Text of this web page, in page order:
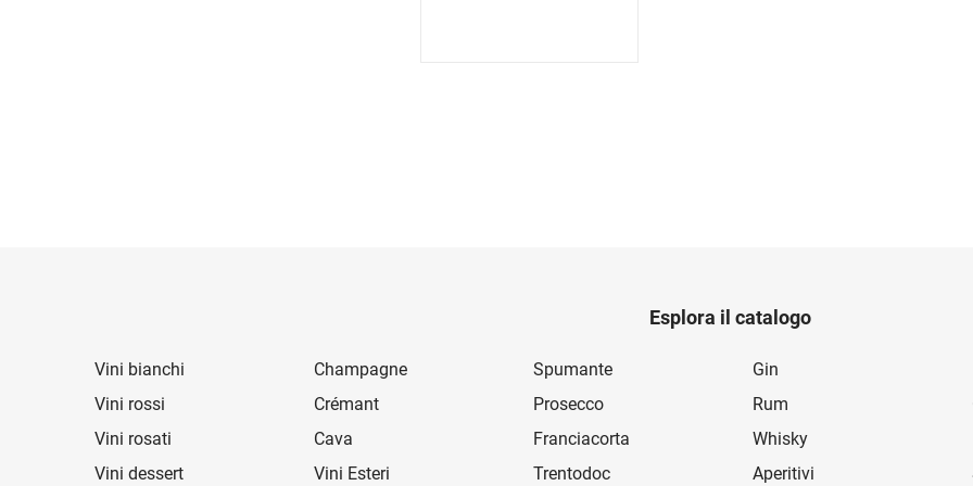
Esplora il catalogo
Vini bianchi Champagne Spumante Gin
Vini rossi
Crémant Prosecco Rum
Vini rosati
Cava Franciacorta Whisky
Vini dessert
Vini Esteri Trentodoc Aperitivi